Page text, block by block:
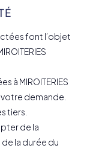
font l’objet
à MIROITERIES
demande.
tiers.
de la
la durée du